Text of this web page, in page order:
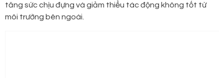
tăng sức chịu đựng và giảm thiểu tác động không tốt từ
môi trường bên ngoài.